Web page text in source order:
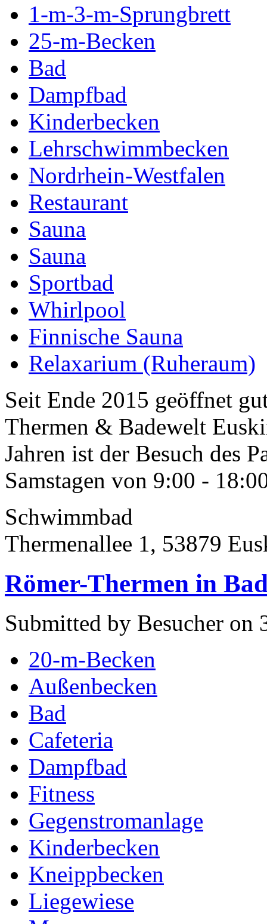
1-m-3-m-Sprungbrett
25-m-Becken
Bad
Dampfbad
Kinderbecken
Lehrschwimmbecken
Nordrhein-Westfalen
Restaurant
Sauna
Sauna
Sportbad
Whirlpool
Finnische Sauna
Relaxarium (Ruheraum)
Seit Ende 2015 geöffnet
Thermen & Badewelt
Jahren ist der Besuch des
Samstagen von 9:00 -
Schwimmbad
Thermenallee 1, 53879
Römer-Thermen in
Submitted by Besucher on
20-m-Becken
Außenbecken
Bad
Cafeteria
Dampfbad
Fitness
Gegenstromanlage
Kinderbecken
Kneippbecken
Liegewiese